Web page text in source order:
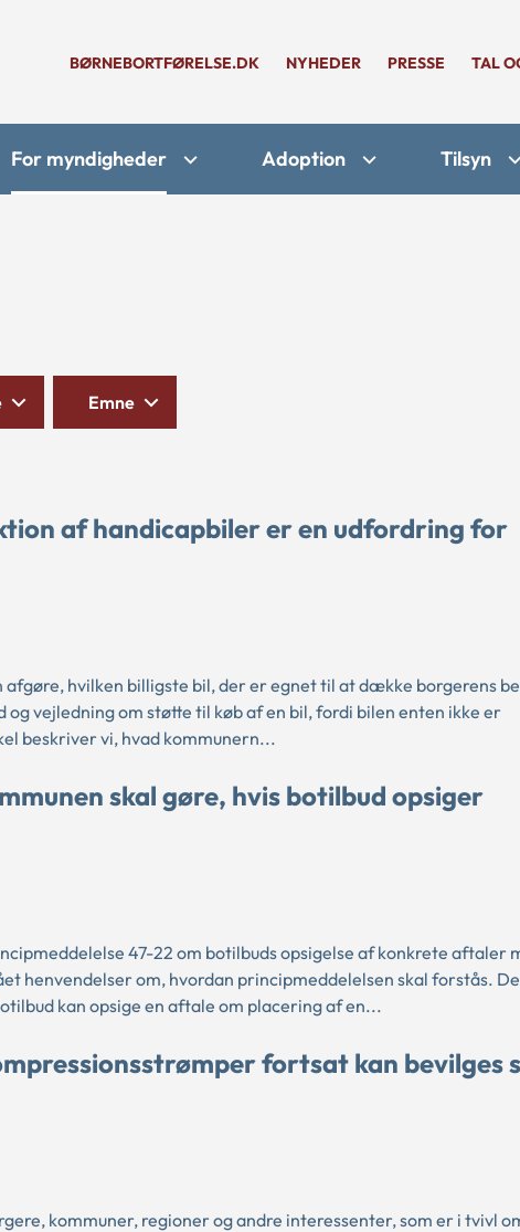
BØRNEBORTFØRELSE.DK NYHEDER PRESSE TAL
For myndigheder Adoption Tilsyn
Emne
af handicapbiler er en udfordring for
hvilken billigste bil, der er egnet til at dække borgerens
vejledning om støtte til køb af en bil, fordi bilen enten ikke er
beskriver vi, hvad kommunern...
skal gøre, hvis botilbud opsiger
47-22 om botilbuds opsigelse af konkrete aftaler
henvendelser om, hvordan principmeddelelsen skal forstås.
kan opsige en aftale om placering af en...
fortsat kan bevilges
kommuner, regioner og andre interessenter, som er i tvivl